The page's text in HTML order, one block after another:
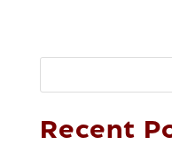
Recent